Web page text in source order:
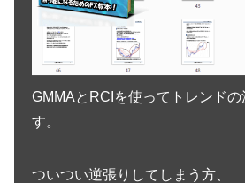
GMMAとRCIを使ってトレンド
す。
ついつい逆張りしてしまう方、